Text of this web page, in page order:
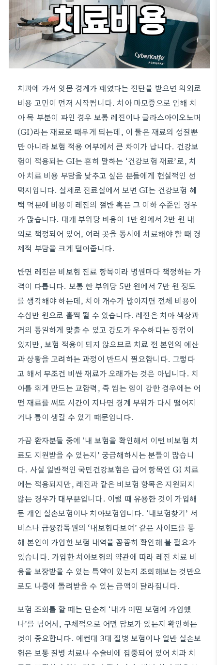
치과에 가서 잇몸 경계가 패였다는 진단을 받으면 의외로
비용 고민이 먼저 시작됩니다. 치아 마모증으로 인해 치
아 목 부분이 파인 경우 보통 레진이나 글라스아이오노머
(GI)라는 재료로 때우게 되는데, 이 둘은 재료의 성질뿐
만 아니라 보험 적용 여부에서 큰 차이가 납니다. 건강보
험이 적용되는 GI는 흔히 말하는 ‘건강보험 재료’로, 치
아 치료 비용 부담을 낮추고 싶은 분들에게 현실적인 선
택지입니다. 실제로 진료실에서 보면 GI는 건강보험 혜
택 덕분에 비용이 레진의 절반 혹은 그 이하 수준인 경우
가 많습니다. 대개 부위당 비용이 1만 원에서 2만 원 내
외로 책정되어 있어, 여러 곳을 동시에 치료해야 할 때 경
제적 부담을 크게 덜어줍니다.
반면 레진은 비보험 진료 항목이라 병원마다 책정하는 가
격이 다릅니다. 보통 한 부위당 5만 원에서 7만 원 정도
를 생각해야 하는데, 치아 개수가 많아지면 전체 비용이
수십만 원으로 훌쩍 뛸 수 있습니다. 레진은 치아 색상과
거의 동일하게 맞출 수 있고 강도가 우수하다는 장점이
있지만, 보험 적용이 되지 않으므로 치료 전 본인의 예산
과 상황을 고려하는 과정이 반드시 필요합니다. 그렇다
고 해서 무조건 비싼 재료가 오래가는 것은 아닙니다. 치
아를 휘게 만드는 교합력, 즉 씹는 힘이 강한 경우에는 어
떤 재료를 써도 시간이 지나면 경계 부위가 다시 떨어지
거나 틈이 생길 수 있기 때문입니다.
가끔 환자분들 중에 ‘내 보험을 확인해서 이런 비보험 치
료도 지원받을 수 있는지’ 궁금해하시는 분들이 많습니
다. 사실 일반적인 국민건강보험은 급여 항목인 GI 치료
에는 적용되지만, 레진과 같은 비보험 항목은 지원되지
않는 경우가 대부분입니다. 이럴 때 유용한 것이 가입해
둔 개인 실손보험이나 치아보험입니다. ‘내보험찾기’ 서
비스나 금융감독원의 ‘내보험다보여’ 같은 사이트를 통
해 본인이 가입한 보험 내역을 꼼꼼히 확인해 볼 필요가
있습니다. 가입한 치아보험의 약관에 따라 레진 치료 비
용을 보장받을 수 있는 특약이 있는지 조회해보는 것만으
로도 나중에 돌려받을 수 있는 금액이 달라집니다.
보험 조회를 할 때는 단순히 ‘내가 어떤 보험에 가입했
나’를 넘어서, 구체적으로 어떤 담보가 있는지 확인하는
것이 중요합니다. 예컨대 3대 질병 보험이나 일반 실손보
험은 보통 질병 치료나 수술비에 집중되어 있어 치과 치